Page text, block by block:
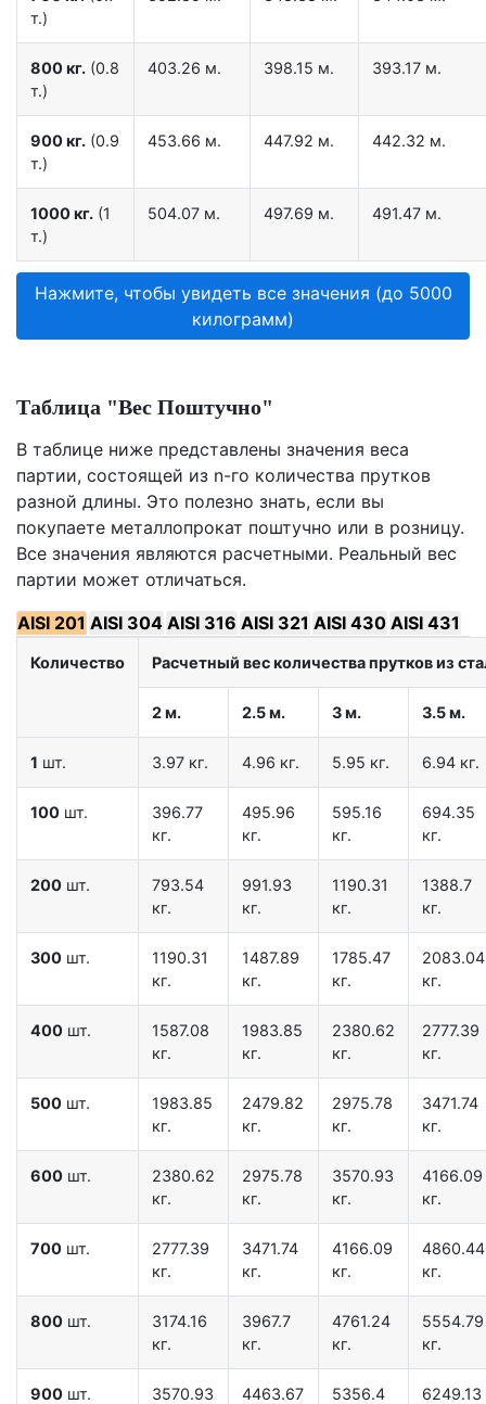
т.)
800 кг. (0.8
т.)
403.26 м. 398.15 м. 393.17 м.
900 кг. (0.9
т.)
453.66 м. 447.92 м. 442.32 м.
1000 кг. (1
т.)
504.07 м. 497.69 м. 491.47 м.
Нажмите, чтобы увидеть все значения (до 5000
килограмм)
Таблица "Вес Поштучно"
В таблице ниже представлены значения веса
партии, состоящей из n-го количества прутков
разной длины. Это полезно знать, если вы
покупаете металлопрокат поштучно или в розницу.
Все значения являются расчетными. Реальный вес
партии может отличаться.
AISI 201 AISI 304 AISI 316 AISI 321 AISI 430 AISI 431
Количество Расчетный вес количества прутков из
2 м. 2.5 м. 3 м. 3.5 м.
1 шт. 3.97 кг. 4.96 кг. 5.95 кг. 6.94 кг.
100 шт.
396.77
кг.
495.96
кг.
595.16
кг.
694.35
кг.
200 шт.
793.54
кг.
991.93
кг.
1190.31
кг.
1388.7
кг.
300 шт.
1190.31
кг.
1487.89
кг.
1785.47
кг.
2083.04
кг.
400 шт.
1587.08
кг.
1983.85
кг.
2380.62
кг.
2777.39
кг.
500 шт.
1983.85
кг.
2479.82
кг.
2975.78
кг.
3471.74
кг.
600 шт.
2380.62
кг.
2975.78
кг.
3570.93
кг.
4166.09
кг.
700 шт.
2777.39
кг.
3471.74
кг.
4166.09
кг.
4860.44
кг.
800 шт.
3174.16
кг.
3967.7
кг.
4761.24
кг.
5554.79
кг.
900 шт.
3570.93
4463.67
5356.4
6249.13